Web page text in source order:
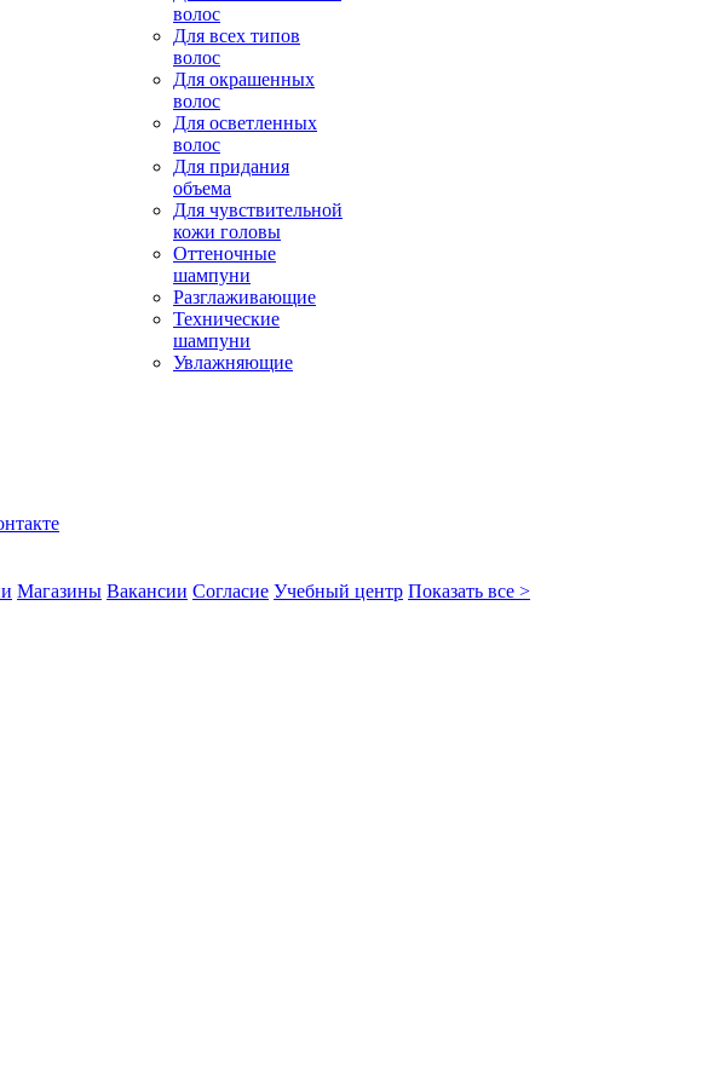
волос
Для всех типов
волос
Для окрашенных
волос
Для осветленных
волос
Для придания
объема
Для чувствительной
кожи головы
Оттеночные
шампуни
Разглаживающие
Технические
шампуни
Увлажняющие
Магазины Вакансии Согласие Учебный центр Показать все >